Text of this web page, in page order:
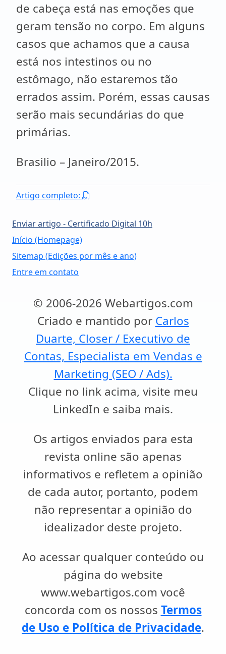
de cabeça está nas emoções que
geram tensão no corpo. Em alguns
casos que achamos que a causa
está nos intestinos ou no
estômago, não estaremos tão
errados assim. Porém, essas causas
serão mais secundárias do que
primárias.
Brasilio – Janeiro/2015.
Artigo completo:
Enviar artigo - Certificado Digital 10h
Início (Homepage)
Sitemap (Edições por mês e ano)
Entre em contato
© 2006-2026 Webartigos.com
Criado e mantido por Carlos
Duarte, Closer / Executivo de
Contas, Especialista em Vendas e
Marketing (SEO / Ads).
Clique no link acima, visite meu
LinkedIn e saiba mais.
Os artigos enviados para esta
revista online são apenas
informativos e refletem a opinião
de cada autor, portanto, podem
não representar a opinião do
idealizador deste projeto.
Ao acessar qualquer conteúdo ou
página do website
www.webartigos.com você
concorda com os nossos Termos
de Uso e Política de Privacidade.